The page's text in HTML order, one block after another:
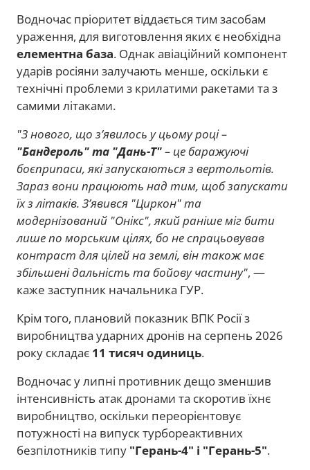
Водночас пріоритет віддається тим засобам
ураження, для виготовлення яких є необхідна
елементна база. Однак авіаційний компонент
ударів росіяни залучають менше, оскільки є
технічні проблеми з крилатими ракетами та з
самими літаками.
"З нового, що зʼявилось у цьому році –
"Бандероль" та "Дань-Т"– це баражуючі
боєприпаси, які запускаються з вертольотів.
Зараз вони працюють над тим, щоб запускати
їх з літаків. Зʼявився "Циркон" та
модернізований "Онікс", який раніше міг бити
лише по морським цілях, бо не спрацьовував
контраст для цілей на землі, він також має
збільшені дальність та бойову частину", —
каже заступник начальника ГУР.
Крім того, плановий показник ВПК Росії з
виробництва ударних дронів на серпень 2026
року складає 11 тисяч одиниць.
Водночас у липні противник дещо зменшив
інтенсивність атак дронами та скоротив їхнє
виробництво, оскільки переорієнтовує
потужності на випуск турбореактивних
безпілотників типу "Герань-4" і "Герань-5".